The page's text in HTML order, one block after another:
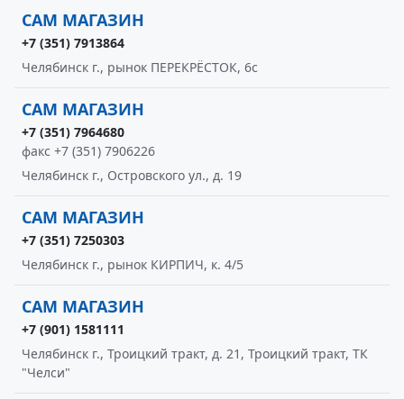
САМ МАГАЗИН
+7 (351) 7913864
Челябинск г., рынок ПЕРЕКРЁСТОК, 6с
САМ МАГАЗИН
+7 (351) 7964680
факс +7 (351) 7906226
Челябинск г., Островского ул., д. 19
САМ МАГАЗИН
+7 (351) 7250303
Челябинск г., рынок КИРПИЧ, к. 4/5
САМ МАГАЗИН
+7 (901) 1581111
Челябинск г., Троицкий тракт, д. 21, Троицкий тракт, ТК
"Челси"